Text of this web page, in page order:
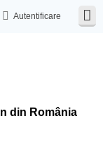
Autentificare
din România